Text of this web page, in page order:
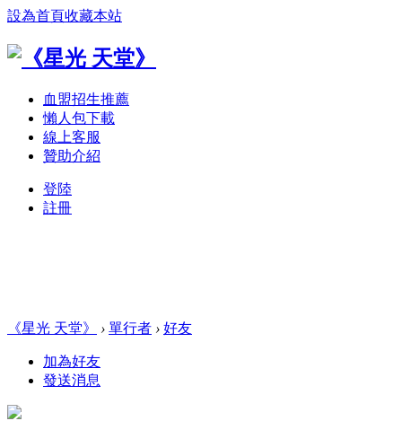
設為首頁收藏本站
血盟招生推薦
懶人包下載
線上客服
贊助介紹
登陸
註冊
《星光 天堂》 › 單行者 › 好友
加為好友
發送消息